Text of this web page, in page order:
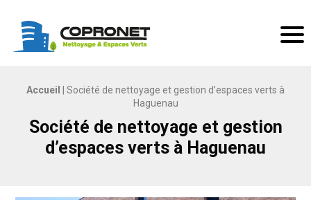
Copronet Nettoyage & espaces verts
Accueil
Société de nettoyage et gestion d’espaces verts à
Haguenau
Société de nettoyage et gestion
d’espaces verts à Haguenau